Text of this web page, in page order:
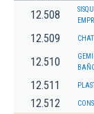
12.508
12.509
12.510
12.511
12.512